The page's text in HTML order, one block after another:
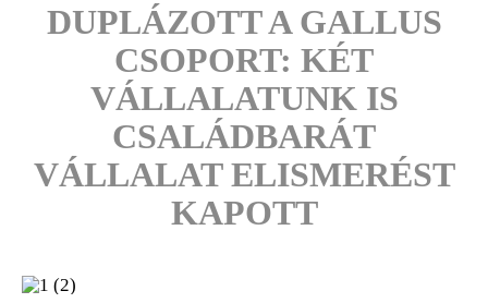
DUPLÁZOTT A GALLUS
CSOPORT: KÉT
VÁLLALATUNK IS
CSALÁDBARÁT
VÁLLALAT ELISMERÉST
KAPOTT